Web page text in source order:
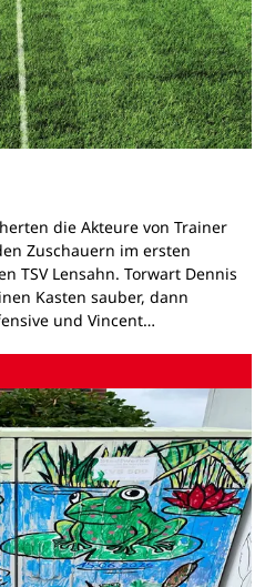
die Akteure von Trainer
Zuschauern im ersten
TSV Lensahn. Torwart Dennis
Kasten sauber, dann
und Vincent…